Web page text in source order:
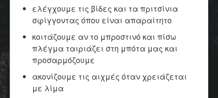
ελέγχουμε τις βίδες και τα πριτσίνια
σφίγγοντας όπου είναι απαραίτητο
κοιτάζουμε αν το μπροστινό και πίσω
πλέγμα ταιριάζει στη μπότα μας και
προσαρμόζουμε
ακονίζουμε τις αιχμές όταν χρειάζεται
με λίμα